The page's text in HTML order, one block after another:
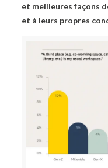
et meilleures façons
et à leurs propres